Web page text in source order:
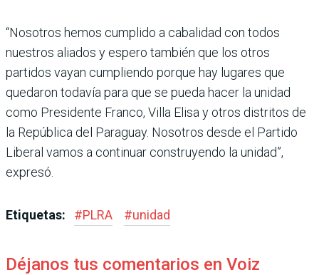
“Nosotros hemos cumplido a cabalidad con todos
nuestros aliados y espero también que los otros
partidos vayan cumpliendo porque hay lugares que
quedaron todavía para que se pueda hacer la unidad
como Presidente Franco, Villa Elisa y otros distritos de
la República del Paraguay. Nosotros desde el Partido
Liberal vamos a continuar construyendo la unidad”,
expresó.
Etiquetas: #PLRA #unidad
Déjanos tus comentarios en Voiz